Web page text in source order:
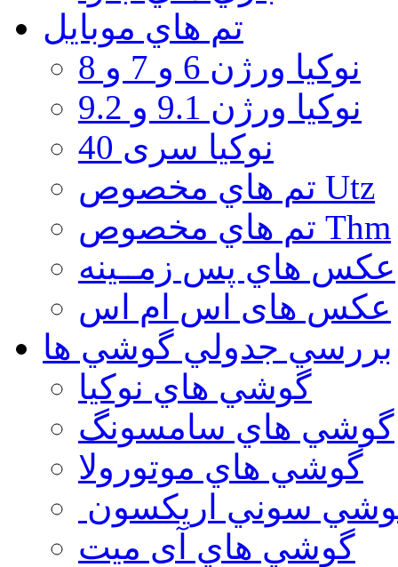
تم هاي موبايل
نوكيا ورژن 6 و 7 و 8
نوكيا ورژن 9.1 و 9.2
نوکیا سری 40
تم هاي مخصوص Utz
تم هاي مخصوص Thm
عكس هاي پس زمــينه
عكس های اس ام اس
بررسي جدولي گوشي ها
گوشي هاي نوكيا
گوشي هاي سامسونگ
گوشي هاي موتورولا
سوني اريكسون
گوشي هاي آی میت